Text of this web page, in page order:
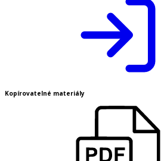
Kopírovatelné materiály